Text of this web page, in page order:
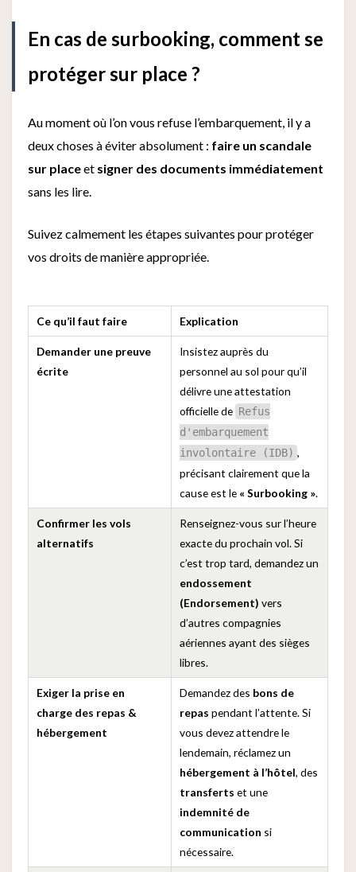
En cas de surbooking, comment se
protéger sur place ?
Au moment où l’on vous refuse l’embarquement, il y a
deux choses à éviter absolument : faire un scandale
sur placeet signer des documents immédiatement
sans les lire.
Suivez calmement les étapes suivantes pour protéger
vos droits de manière appropriée.
Ce qu’il faut faire Explication
Demander une preuve
écrite
Insistez auprès du
personnel au sol pour qu’il
délivre une attestation
officielle de Refus
d'embarquement
involontaire (IDB) ,
précisant clairement que la
cause est le « Surbooking ».
Confirmer les vols
alternatifs
Renseignez-vous sur l’heure
exacte du prochain vol. Si
c’est trop tard, demandez un
endossement
(Endorsement) vers
d’autres compagnies
aériennes ayant des sièges
libres.
Exiger la prise en
charge des repas &
hébergement
Demandez des bons de
repas pendant l’attente. Si
vous devez attendre le
lendemain, réclamez un
hébergement à l’hôtel, des
transferts et une
indemnité de
communication si
nécessaire.